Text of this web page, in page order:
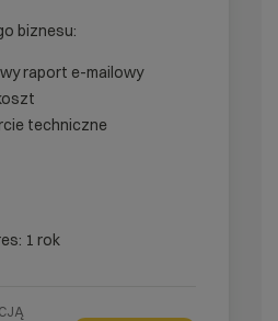
biznesu:
raport e-mailowy
techniczne
1 rok